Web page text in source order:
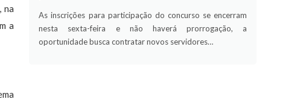
na
a
As inscrições para participação do concurso se encerram
nesta sexta-feira e não haverá prorrogação, a
oportunidade busca contratar novos servidores…